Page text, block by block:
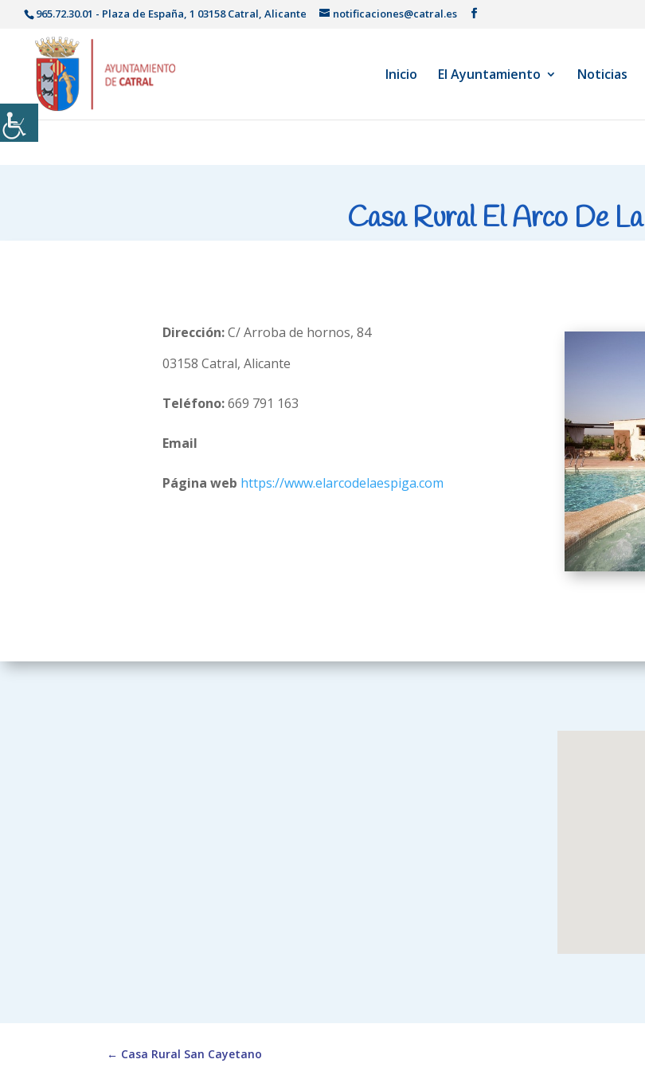
965.72.30.01 - Plaza de España, 1 03158 Catral, Alicante notificaciones@catral.es
Inicio El Ayuntamiento Noticias
Casa Rural El Arco De
Dirección:C/ Arroba de hornos, 84
03158 Catral, Alicante
Teléfono:669 791 163
Email
Página web https://www.elarcodelaespiga.com
← Casa Rural San Cayetano